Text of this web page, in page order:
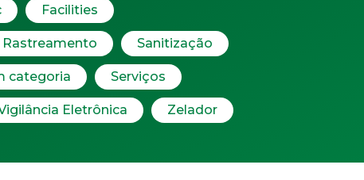
Facilities
Rastreamento Sanitização
categoria Serviços
Eletrônica Zelador